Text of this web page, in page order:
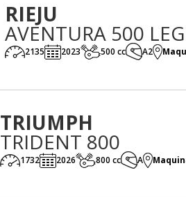
RIEJU
AVENTURA 500
2135 2023 500 cc A2
TRIUMPH
TRIDENT 800
1732 2026 800 cc A